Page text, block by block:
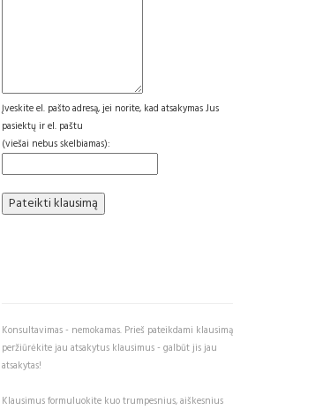
Įveskite el. pašto adresą, jei norite, kad atsakymas Jus
pasiektų ir el. paštu
(viešai nebus skelbiamas):
Konsultavimas - nemokamas. Prieš pateikdami klausimą
peržiūrėkite jau atsakytus klausimus - galbūt jis jau
atsakytas!
Klausimus formuluokite kuo trumpesnius, aiškesnius